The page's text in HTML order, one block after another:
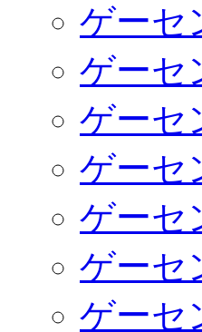
ゲーセ
ゲーセ
ゲーセ
ゲーセ
ゲーセ
ゲーセ
ゲーセ